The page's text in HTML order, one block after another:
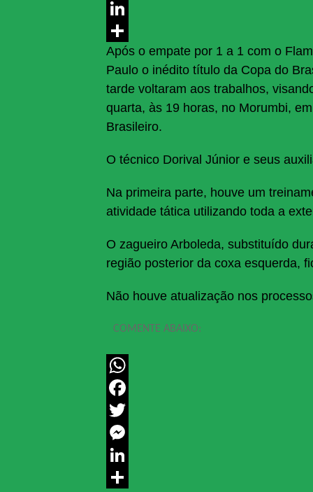
Messenger
LinkedIn
Share
Após o empate por 1 a 1 com o
Paulo o inédito título da Copa do
tarde voltaram aos trabalhos,
quarta, às 19 horas, no Morumbi,
Brasileiro.
O técnico Dorival Júnior e seus
Na primeira parte, houve um
atividade tática utilizando toda a
O zagueiro Arboleda, substituído
região posterior da coxa esquerda,
Não houve atualização nos
COMENTE ABAIXO:
WhatsApp
Facebook
Twitter
Messenger
LinkedIn